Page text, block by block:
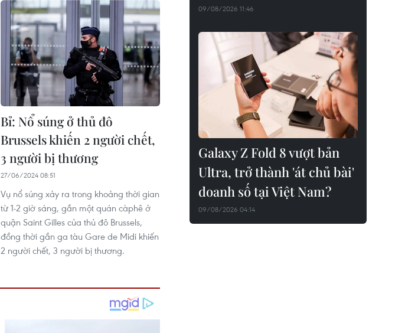
Bỉ: Nổ súng ở thủ đô
Brussels khiến 2 người chết,
3 người bị thương
27/06/2024 08:51
Vụ nổ súng xảy ra trong khoảng thời gian
từ 1-2 giờ sáng, gần một quán càphê ở
quận Saint Gilles của thủ đô Brussels,
đồng thời gần ga tàu Gare de Midi khiến
2 người chết, 3 người bị thương.
09/08/2026 11:46
Galaxy Z Fold 8 vượt bản
Ultra, trở thành 'át chủ bài'
doanh số tại Việt Nam?
09/08/2026 04:14